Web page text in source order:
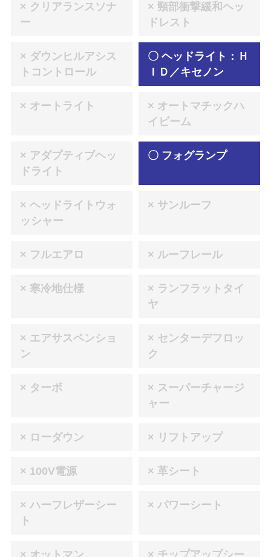
× クリアランスソナ
ー
× 頸部衝撃緩和ヘッ
ドレスト
× ダウンヒルアシス
トコントロール
〇 ヘッドライト：Ｈ
ＩＤ／キセノン
× オートライト
× オートマチックハ
イビーム
× アダプティブヘッ
ドライト
〇 フォグランプ
× ヘッドライトウォ
ッシャー
× サンルーフ
× フルエアロ × ルーフレール
× 寒冷地仕様
× ランフラットタイ
ヤ
× エアサスペンショ
ン
× センターデフロッ
ク
× ターボ
× スーパーチャージ
ャー
× ローダウン × リフトアップ
× 100V電源 × 革シート
× ハーフレザーシー
ト
× パワーシート